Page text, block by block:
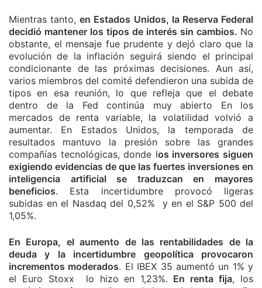
Mientras tanto,en Estados Unidos, la Reserva Federal
decidió mantener los tipos de interés sin cambios. No
obstante, el mensaje fue prudente y dejó claro que la
evolución de la inflación seguirá siendo el principal
condicionante de las próximas decisiones. Aun así,
varios miembros del comité defendieron una subida de
tipos en esa reunión, lo que refleja que el debate
dentro de la Fed continúa muy abierto En los
mercados de renta variable, la volatilidad volvió a
aumentar. En Estados Unidos, la temporada de
resultados mantuvo la presión sobre las grandes
compañías tecnológicas, donde los inversores siguen
exigiendo evidencias de que las fuertes inversiones en
inteligencia artificial se traduzcan en mayores
beneficios. Esta incertidumbre provocó ligeras
subidas en el Nasdaq del 0,52% y en el S&P 500 del
1,05%.
En Europa, el aumento de las rentabilidades de la
deuda y la incertidumbre geopolítica provocaron
incrementos moderados. El IBEX 35 aumentó un 1% y
el Euro Stoxx lo hizo en 1,23%. En renta fija, los